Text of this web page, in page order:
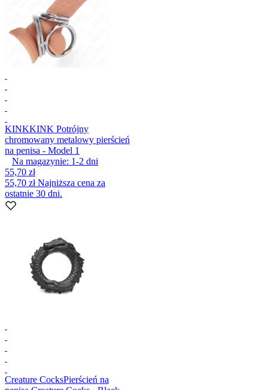
KINKKINK Potrójny
chromowany metalowy pierścień
na penisa - Model 1
Na magazynie: 1-2 dni
55,70 zł
55,70 złNajniższa cena za
ostatnie 30 dni.
Creature CocksPierścień na